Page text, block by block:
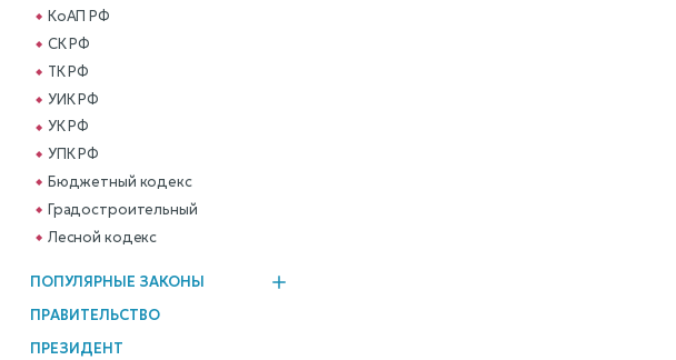
КоАП РФ
СК РФ
ТК РФ
УИК РФ
УК РФ
УПК РФ
Бюджетный кодекс
Градостроительный
Лесной кодекс
ПОПУЛЯРНЫЕ ЗАКОНЫ
ПРАВИТЕЛЬСТВО
ПРЕЗИДЕНТ